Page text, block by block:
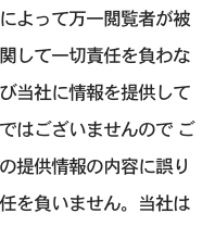
よって万一閲覧者が被
して一切責任を負わな
当社に情報を提供して
はございませんので ご
提供情報の内容に誤り
を負いません。当社は